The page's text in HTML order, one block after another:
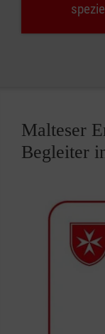
Malteser
Begleiter